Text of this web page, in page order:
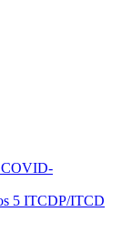
COVID-
5 ITCDP/ITCD